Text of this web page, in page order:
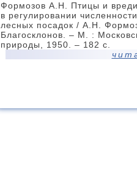
Формозов А.Н. Птицы и
в регулировании
лесных посадок / А.Н.
Благосклонов. – М. :
природы, 1950. – 182 с.
144 с.